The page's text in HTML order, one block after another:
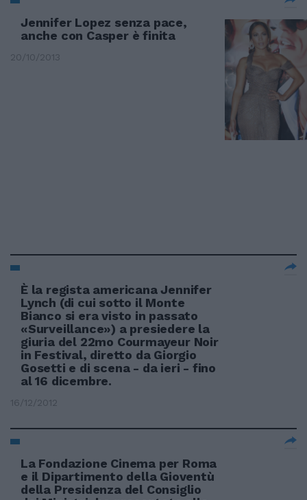
Jennifer Lopez senza pace,
anche con Casper è finita
20/10/2013
È la regista americana Jennifer
Lynch (di cui sotto il Monte
Bianco si era visto in passato
«Surveillance») a presiedere la
giuria del 22mo Courmayeur Noir
in Festival, diretto da Giorgio
Gosetti e di scena - da ieri - fino
al 16 dicembre.
16/12/2012
La Fondazione Cinema per Roma
e il Dipartimento della Gioventù
della Presidenza del Consiglio